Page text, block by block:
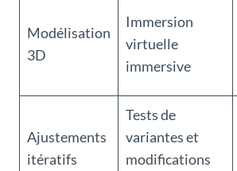
Modélisation
3D
Immersion
virtuelle
immersive
Ajustements
itératifs
Tests de
variantes et
modifications